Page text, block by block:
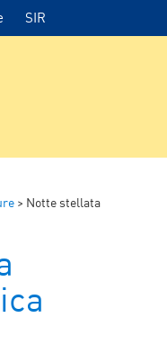
SIR
> Notte stellata